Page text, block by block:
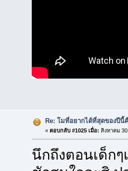
Re: โมที่อยากได้ที่สุดของปีนี้
« ตอบกลับ #1025 เมื่อ: สิงหาคม
นึกถึงตอนเด็กๆ